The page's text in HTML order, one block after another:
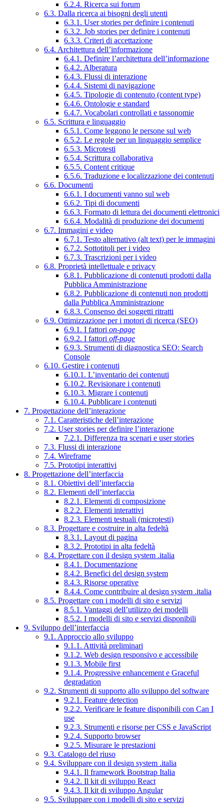
6.2.4. Ricerca sui forum
6.3. Dalla ricerca ai bisogni degli utenti
6.3.1. User stories per definire i contenuti
6.3.2. Job stories per definire i contenuti
6.3.3. Criteri di accettazione
6.4. Architettura dell’informazione
6.4.1. Definire l’architettura dell’informazione
6.4.2. Alberatura
6.4.3. Flussi di interazione
6.4.4. Sistemi di navigazione
6.4.5. Tipologie di contenuto (content type)
6.4.6. Ontologie e standard
6.4.7. Vocabolari controllati e tassonomie
6.5. Scrittura e linguaggio
6.5.1. Come leggono le persone sul web
6.5.2. Le regole per un linguaggio semplice
6.5.3. Microtesti
6.5.4. Scrittura collaborativa
6.5.5. Content critique
6.5.6. Traduzione e localizzazione dei contenuti
6.6. Documenti
6.6.1. I documenti vanno sul web
6.6.2. Tipi di documenti
6.6.3. Formato di lettura dei documenti elettronici
6.6.4. Modalità di produzione dei documenti
6.7. Immagini e video
6.7.1. Testo alternativo (alt text) per le immagini
6.7.2. Sottotitoli per i video
6.7.3. Trascrizioni per i video
6.8. Proprietà intellettuale e privacy
6.8.1. Pubblicazione di contenuti prodotti dalla
Pubblica Amministrazione
6.8.2. Pubblicazione di contenuti non prodotti
dalla Pubblica Amministrazione
6.8.3. Consenso dei soggetti ritratti
6.9. Ottimizzazione per i motori di ricerca (SEO)
6.9.1. I fattori on-page
6.9.2. I fattori off-page
6.9.3. Strumenti di diagnostica SEO: Search
Console
6.10. Gestire i contenuti
6.10.1. L’inventario dei contenuti
6.10.2. Revisionare i contenuti
6.10.3. Migrare i contenuti
6.10.4. Pubblicare i contenuti
7. Progettazione dell’interazione
7.1. Caratteristiche dell’interazione
7.2. User stories per definire l’interazione
7.2.1. Differenza tra scenari e user stories
7.3. Flussi di interazione
7.4. Wireframe
7.5. Prototipi interattivi
8. Progettazione dell’interfaccia
8.1. Obiettivi dell’interfaccia
8.2. Elementi dell’interfaccia
8.2.1. Elementi di composizione
8.2.2. Elementi interattivi
8.2.3. Elementi testuali (microtesti)
8.3. Progettare e costruire in alta fedeltà
8.3.1. Layout di pagina
8.3.2. Prototipi in alta fedeltà
8.4. Progettare con il design system .italia
8.4.1. Documentazione
8.4.2. Benefici del design system
8.4.3. Risorse operative
8.4.4. Come contribuire al design system .italia
8.5. Progettare con i modelli di sito e servizi
8.5.1. Vantaggi dell’utilizzo dei modelli
8.5.2. I modelli di sito e servizi disponibili
9. Sviluppo dell’interfaccia
9.1. Approccio allo sviluppo
9.1.1. Attività preliminari
9.1.2. Web design responsivo e accessibile
9.1.3. Mobile first
9.1.4. Progressive enhancement e Graceful
degradation
9.2. Strumenti di supporto allo sviluppo del software
9.2.1. Feature detection
9.2.2. Verificare le feature disponibili con Can I
use
9.2.3. Strumenti e risorse per CSS e JavaScript
9.2.4. Supporto browser
9.2.5. Misurare le prestazioni
9.3. Catalogo del riuso
9.4. Sviluppare con il design system .italia
9.4.1. Il framework Bootstrap Italia
9.4.2. Il kit di sviluppo React
9.4.3. Il kit di sviluppo Angular
9.5. Sviluppare con i modelli di sito e servizi